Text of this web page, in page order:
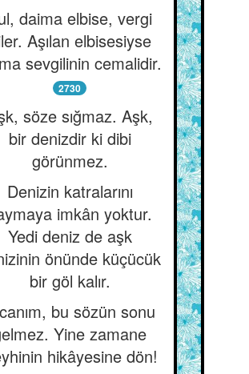
daima elbise, vergi
Aşılan elbisesiyse
sevgilinin cemalidir.
2730
söze sığmaz. Aşk,
bir denizdir ki dibi
görünmez.
Denizin katralarını
imkân yoktur.
Yedi deniz de aşk
önünde küçücük
bir göl kalır.
bu sözün sonu
Yine zamane
hikâyesine dön!